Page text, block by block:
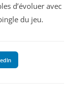
d’évoluer avec
du jeu.